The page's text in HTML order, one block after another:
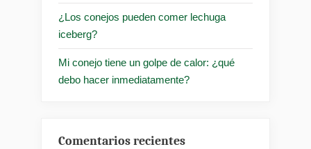
¿Los conejos pueden comer lechuga
iceberg?
Mi conejo tiene un golpe de calor: ¿qué
debo hacer inmediatamente?
Comentarios recientes